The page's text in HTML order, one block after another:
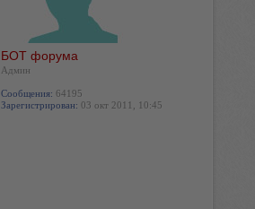
БОТ форума
Админ
Сообщения: 64195
Зарегистрирован: 03 окт 2011, 10:45